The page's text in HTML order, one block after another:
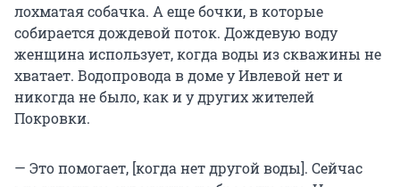
лохматая собачка. А еще бочки, в которые
собирается дождевой поток. Дождевую воду
женщина использует, когда воды из скважины не
хватает. Водопровода в доме у Ивлевой нет и
никогда не было, как и у других жителей
Покровки.
— Это помогает, [когда нет другой воды]. Сейчас